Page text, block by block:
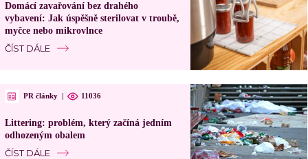
Domácí zavařování bez drahého
vybavení: Jak úspěšně sterilovat v troubě,
myčce nebo mikrovlnce
ČÍST DÁLE
PR články | 11036
Littering: problém, který začíná jedním
odhozeným obalem
ČÍST DÁLE